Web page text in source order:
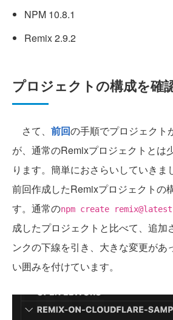
NPM 10.8.1
Remix 2.9.2
プロジェクトの構成を確
さて、 前回の手順でプロジェクト
が、通常のRemixプロジェクトとは
ります。簡単におさらいしていきま
前回作成したRemixプロジェクトの
す。通常のnpm create remix@latest
成したプロジェクトと比べて、追加
ンクの下線を引き、大きな変更があ
い囲みを付けています。